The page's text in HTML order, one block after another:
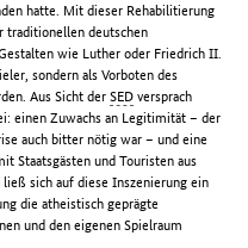
hatte. Mit dieser Rehabilitierung
traditionellen deutschen
wie Luther oder Friedrich II.
sondern als Vorboten des
Aus Sicht derSED versprach
einen Zuwachs an Legitimität – der
auch bitter nötig war – und eine
Staatsgästen und Touristen aus
sich auf diese Inszenierung ein
die atheistisch geprägte
und den eigenen Spielraum